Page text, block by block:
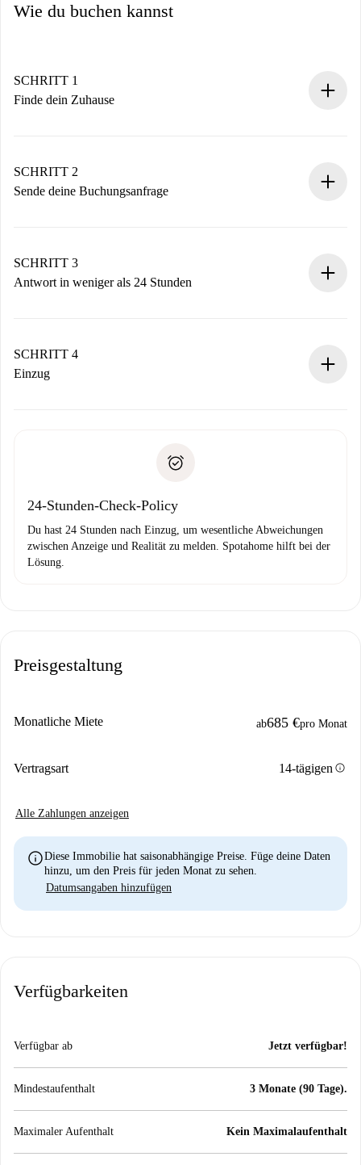
Wie du buchen kannst
SCHRITT 1
Finde dein Zuhause
Du erhältst alle notwendigen Informationen im Voraus.
SCHRITT 2
Sende deine Buchungsanfrage
Denk daran, dass wir dich erst belasten, wenn der
Vermieter zustimmt.
SCHRITT 3
Antwort in weniger als 24 Stunden
stellen den Kontakt her.
Wenn der Vermieter ablehnen muss, entstehen keine
SCHRITT 4
Einzug
24-Stunden-Check-Policy
Du hast 24 Stunden nach Einzug, um wesentliche Abweichungen
zwischen Anzeige und Realität zu melden. Spotahome hilft bei der
Lösung.
Preisgestaltung
Monatliche Miete ab685 €pro Monat
Vertragsart 14-tägigen info
Alle Zahlungen anzeigen
infoDiese Immobilie hat saisonabhängige Preise. Füge deine Daten
hinzu, um den Preis für jeden Monat zu sehen.
Datumsangaben hinzufügen
Verfügbarkeiten
Verfügbar ab Jetzt verfügbar!
Mindestaufenthalt 3 Monate (90 Tage).
Maximaler Aufenthalt Kein Maximalaufenthalt